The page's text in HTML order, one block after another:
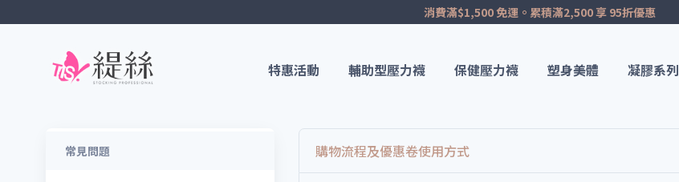
消費滿$1,500 免運。累積滿2,500 享 95折優惠
特惠活動 輔助型壓力襪 保健壓力襪 塑身美體 凝膠系列
常見問題 購物流程及優惠卷使用方式